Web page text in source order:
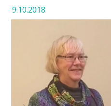
9.10.2018